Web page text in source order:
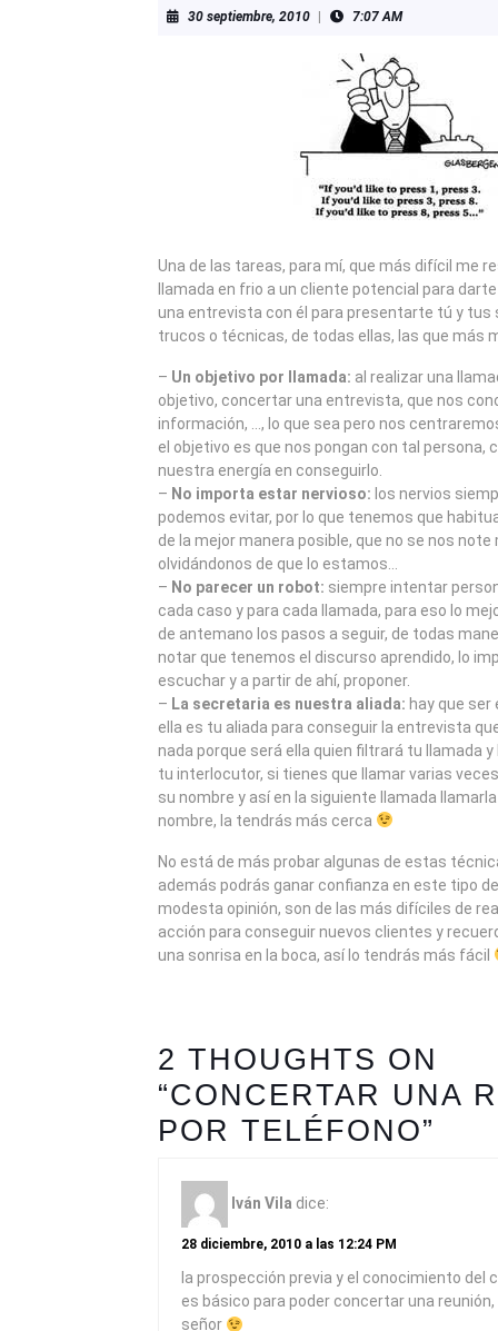
30 septiembre, 201030
7:07 AM
Una de las tareas, para mí, que más difícil me
llamada en frio a un cliente potencial para
una entrevista con él para presentarte tú y tus
trucos o técnicas, de todas ellas, las que más
– Un objetivo por llamada: al realizar una
objetivo, concertar una entrevista, que nos
información, …, lo que sea pero nos
el objetivo es que nos pongan con tal persona,
nuestra energía en conseguirlo.
– No importa estar nervioso: los nervios
podemos evitar, por lo que tenemos que
de la mejor manera posible, que no se nos
olvidándonos de que lo estamos…
– No parecer un robot: siempre intentar
cada caso y para cada llamada, para eso lo
de antemano los pasos a seguir, de todas
notar que tenemos el discurso aprendido, lo
escuchar y a partir de ahí, proponer.
– La secretaria es nuestra aliada: hay que ser
ella es tu aliada para conseguir la entrevista
nada porque será ella quien filtrará tu llamada
tu interlocutor, si tienes que llamar varias
su nombre y así en la siguiente llamada
nombre, la tendrás más cerca
No está de más probar algunas de estas
además podrás ganar confianza en este tipo
modesta opinión, son de las más difíciles de
acción para conseguir nuevos clientes y
una sonrisa en la boca, así lo tendrás más fácil
2 THOUGHTS ON
“CONCERTAR UNA
POR TELÉFONO”
Iván Vila dice:
28 diciembre, 2010 a las 12:24 PM
la prospección previa y el conocimiento del
es básico para poder concertar una
señor